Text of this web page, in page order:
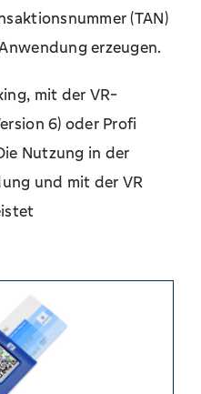
(TAN)
erzeugen.
mit der VR-
6) oder Profi
Nutzung in der
und mit der VR